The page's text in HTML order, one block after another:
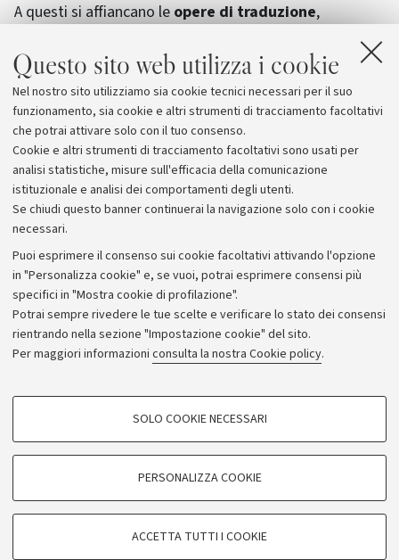
Questo sito web utilizza i cookie
Nel nostro sito utilizziamo sia cookie tecnici necessari per il suo
funzionamento, sia cookie e altri strumenti di tracciamento facoltativi
che potrai attivare solo con il tuo consenso.
Cookie e altri strumenti di tracciamento facoltativi sono usati per
analisi statistiche, misure sull'efficacia della comunicazione
istituzionale e analisi dei comportamenti degli utenti.
Se chiudi questo banner continuerai la navigazione solo con i cookie
necessari.
Puoi esprimere il consenso sui cookie facoltativi attivando l'opzione
in "Personalizza cookie" e, se vuoi, potrai esprimere consensi più
specifici in "Mostra cookie di profilazione".
Potrai sempre rivedere le tue scelte e verificare lo stato dei consensi
rientrando nella sezione "Impostazione cookie" del sito.
Per maggiori informazioni consulta la nostra Cookie policy.
COOKIE DI PROFILAZIONE - FACOLTATIVI
COOKIE TECNICI - NECESSARI
SOLO COOKIE NECESSARI
PERSONALIZZA COOKIE
ACCETTA TUTTI I COOKIE
A questi si affiancano leopere di traduzione,
Baudrillard, Deleuze, Guattari, Dubuffet, Bourdieu),
l’attività diredattore de il Verrie la lunga
collaborazione con Pier Giovanni Castagnoli, oggi
direttore della Fondazione Musei di Torino.
Archivio
Comunicati stampa
Redazione
Rassegna stampa
© Copyright 2026 - ALMA MATER STUDIORUM - Università di
Bologna - Via Zamboni, 33 - 40126 Bologna - PI: 01131710376 -
CF: 80007010376